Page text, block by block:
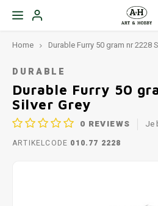
Home Durable Furry 50 gram nr 2228
DURABLE
Durable Furry 50
Silver Grey
0 REVIEWS Je
ARTIKELCODE 010.77 2228